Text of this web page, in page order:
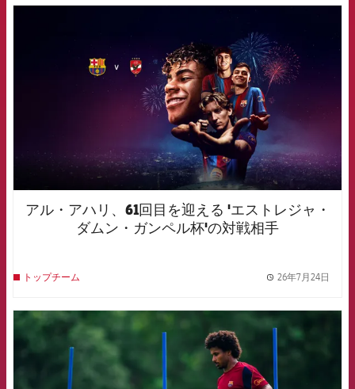
アル・アハリ、61回目を迎える 'エストレジャ・
ダムン・ガンペル杯'の対戦相手
トップチーム 26年7月24日
FCB Barcelona badge